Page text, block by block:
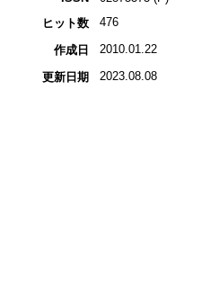
ヒット数
476
作成日 2010.01.22
更新日期 2023.08.08